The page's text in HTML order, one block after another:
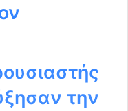
την